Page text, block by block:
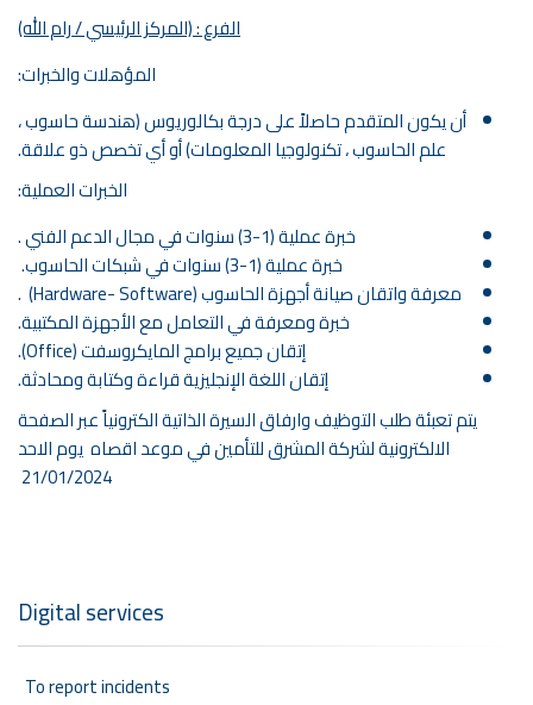
الفرع : (المركز الرئيسي / رام الله)
المؤهلات والخبرات:
أن يكون المتقدم حاصلاً على درجة بكالوريوس (هندسة حاسوب ،
علم الحاسوب ، تكنولوجيا المعلومات) أو أي تخصص ذو علاقة.
الخبرات العملية:
خبرة عملية (1-3) سنوات في مجال الدعم الفني .
خبرة عملية (1-3) سنوات في شبكات الحاسوب.
معرفة واتقان صيانة أجهزة الحاسوب (Hardware- Software) .
خبرة ومعرفة في التعامل مع الأجهزة المكتبية.
إتقان جميع برامج المايكروسفت (Office).
إتقان اللغة الإنجليزية قراءة وكتابة ومحادثة.
يتم تعبئة طلب التوظيف وارفاق السيرة الذاتية الكترونياً عبر الصفحة
الالكترونية لشركة المشرق للتأمين في موعد اقصاه يوم الاحد
Digital services
To report incidents